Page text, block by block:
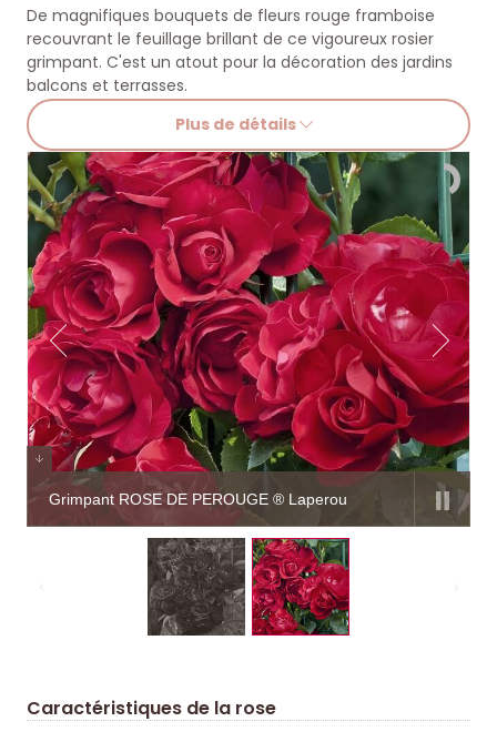
De magnifiques bouquets de fleurs rouge framboise
recouvrant le feuillage brillant de ce vigoureux rosier
grimpant. C'est un atout pour la décoration des jardins
balcons et terrasses.
Plus de détails
Grimpant ROSE DE PEROUGE ® Laperou
Caractéristiques de la rose